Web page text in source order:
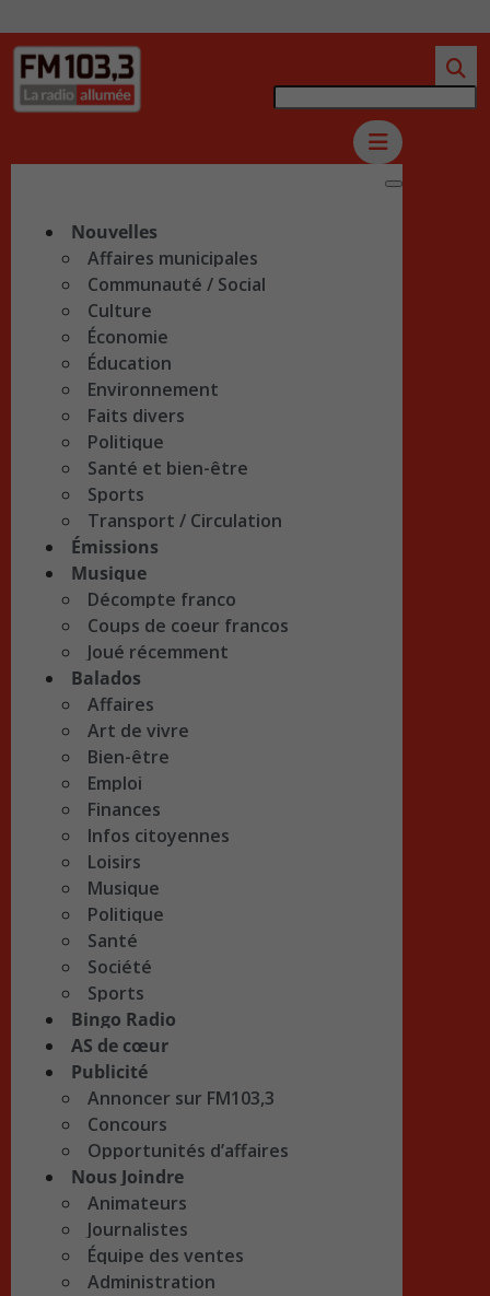
Nouvelles
Affaires municipales
Communauté / Social
Culture
Économie
Éducation
Environnement
Faits divers
Politique
Santé et bien-être
Sports
Transport / Circulation
Émissions
Musique
Décompte franco
Coups de coeur francos
Joué récemment
Balados
Affaires
Art de vivre
Bien-être
Emploi
Finances
Infos citoyennes
Loisirs
Musique
Politique
Santé
Société
Sports
Bingo Radio
AS de cœur
Publicité
Annoncer sur FM103,3
Concours
Opportunités d’affaires
Nous Joindre
Animateurs
Journalistes
Équipe des ventes
Administration